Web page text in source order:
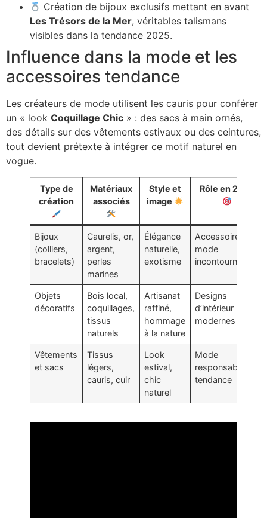
Création de bijoux exclusifs mettant en avant
Les Trésors de la Mer, véritables talismans
visibles dans la tendance 2025.
Influence dans la mode et les
accessoires tendance
Les créateurs de mode utilisent les cauris pour conférer
un « look Coquillage Chic » : des sacs à main ornés,
des détails sur des vêtements estivaux ou des ceintures,
tout devient prétexte à intégrer ce motif naturel en
vogue.
Type de
création
Matériaux
associés
Style et
image
Rôle en 2025
Bijoux
(colliers,
bracelets)
Caurelis, or,
argent,
perles
marines
Élégance
naturelle,
exotisme
Accessoires de
mode
incontournables
Objets
décoratifs
Bois local,
coquillages,
tissus
naturels
Artisanat
raffiné,
hommage
à la nature
Designs
d’intérieur
modernes
Vêtements
et sacs
Tissus
légers,
cauris, cuir
Look
estival,
chic
naturel
Mode
responsable et
tendance